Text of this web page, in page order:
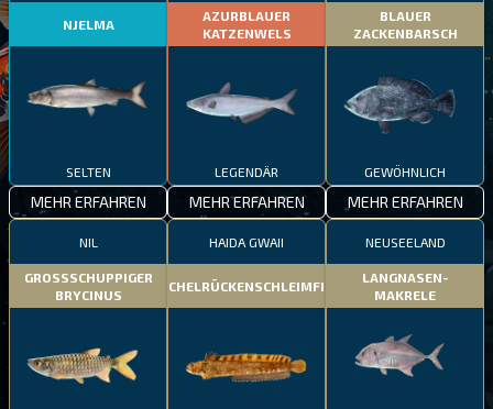
NJELMA
SELTEN
MEHR ERFAHREN
AZURBLAUER
KATZENWELS
LEGENDÄR
MEHR ERFAHREN
BLAUER
ZACKENBARSCH
GEWÖHNLICH
MEHR ERFAHREN
NIL
GROSSSCHUPPIGER
BRYCINUS
HAIDA GWAII
STACHELRÜCKENSCHLEIMFISCH
NEUSEELAND
LANGNASEN-
MAKRELE